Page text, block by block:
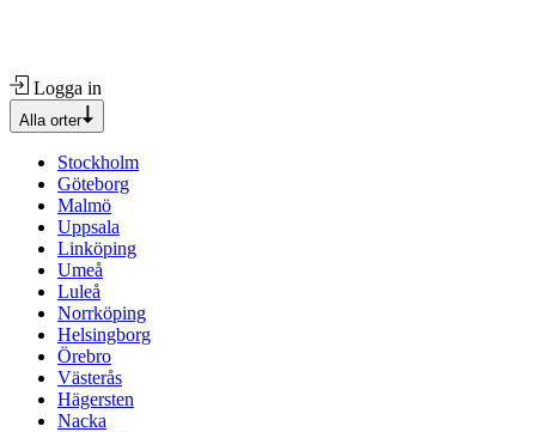
Logga in
Alla orter
Stockholm
Göteborg
Malmö
Uppsala
Linköping
Umeå
Luleå
Norrköping
Helsingborg
Örebro
Västerås
Hägersten
Nacka